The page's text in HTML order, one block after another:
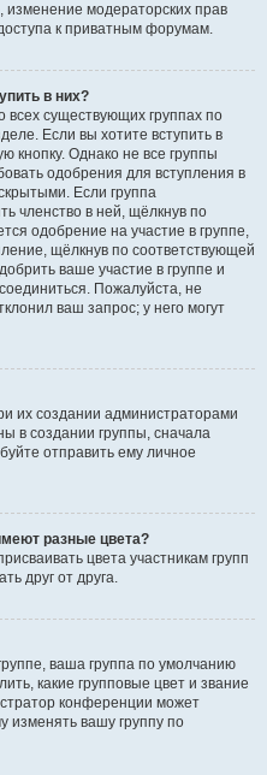
изменение модераторских прав
к приватным форумам.
в них?
существующих группах по
Если вы хотите вступить в
кнопку. Однако не все группы
одобрения для вступления в
Если группа
членство в ней, щёлкнув по
одобрение на участие в группе,
щёлкнув по соответствующей
ваше участие в группе и
Пожалуйста, не
ваш запрос; у него могут
их создании администраторами
в создании группы, сначала
отправить ему личное
разные цвета?
цвета участникам групп
друг от друга.
ваша группа по умолчанию
какие групповые цвет и звание
конференции может
изменять вашу группу по